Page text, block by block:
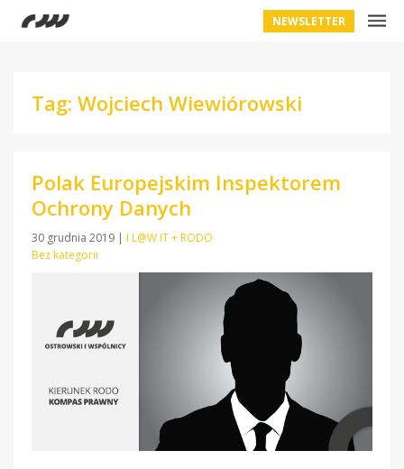
NEWSLETTER
Tag: Wojciech Wiewiórowski
Polak Europejskim Inspektorem
Ochrony Danych
30 grudnia 2019 | I L@W IT + RODO
Bez kategorii